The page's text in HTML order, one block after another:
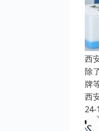
西
除
牌
西
24-